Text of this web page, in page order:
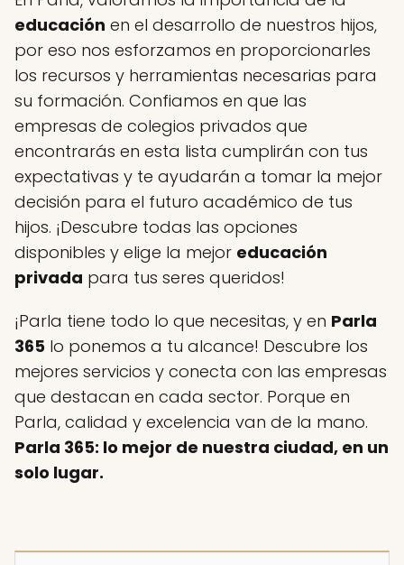
educación en el desarrollo de nuestros hijos,
por eso nos esforzamos en proporcionarles
los recursos y herramientas necesarias para
su formación. Confiamos en que las
empresas de colegios privados que
encontrarás en esta lista cumplirán con tus
expectativas y te ayudarán a tomar la mejor
decisión para el futuro académico de tus
hijos. ¡Descubre todas las opciones
disponibles y elige la mejor educación
privada para tus seres queridos!
¡Parla tiene todo lo que necesitas, y en Parla
365 lo ponemos a tu alcance! Descubre los
mejores servicios y conecta con las empresas
que destacan en cada sector. Porque en
Parla, calidad y excelencia van de la mano.
Parla 365: lo mejor de nuestra ciudad, en un
solo lugar.